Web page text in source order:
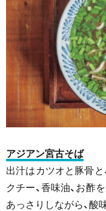
アジアン宮古そば
出汁はカツオと豚骨と
クチー、香味油、お酢
あっさりしながら、酸